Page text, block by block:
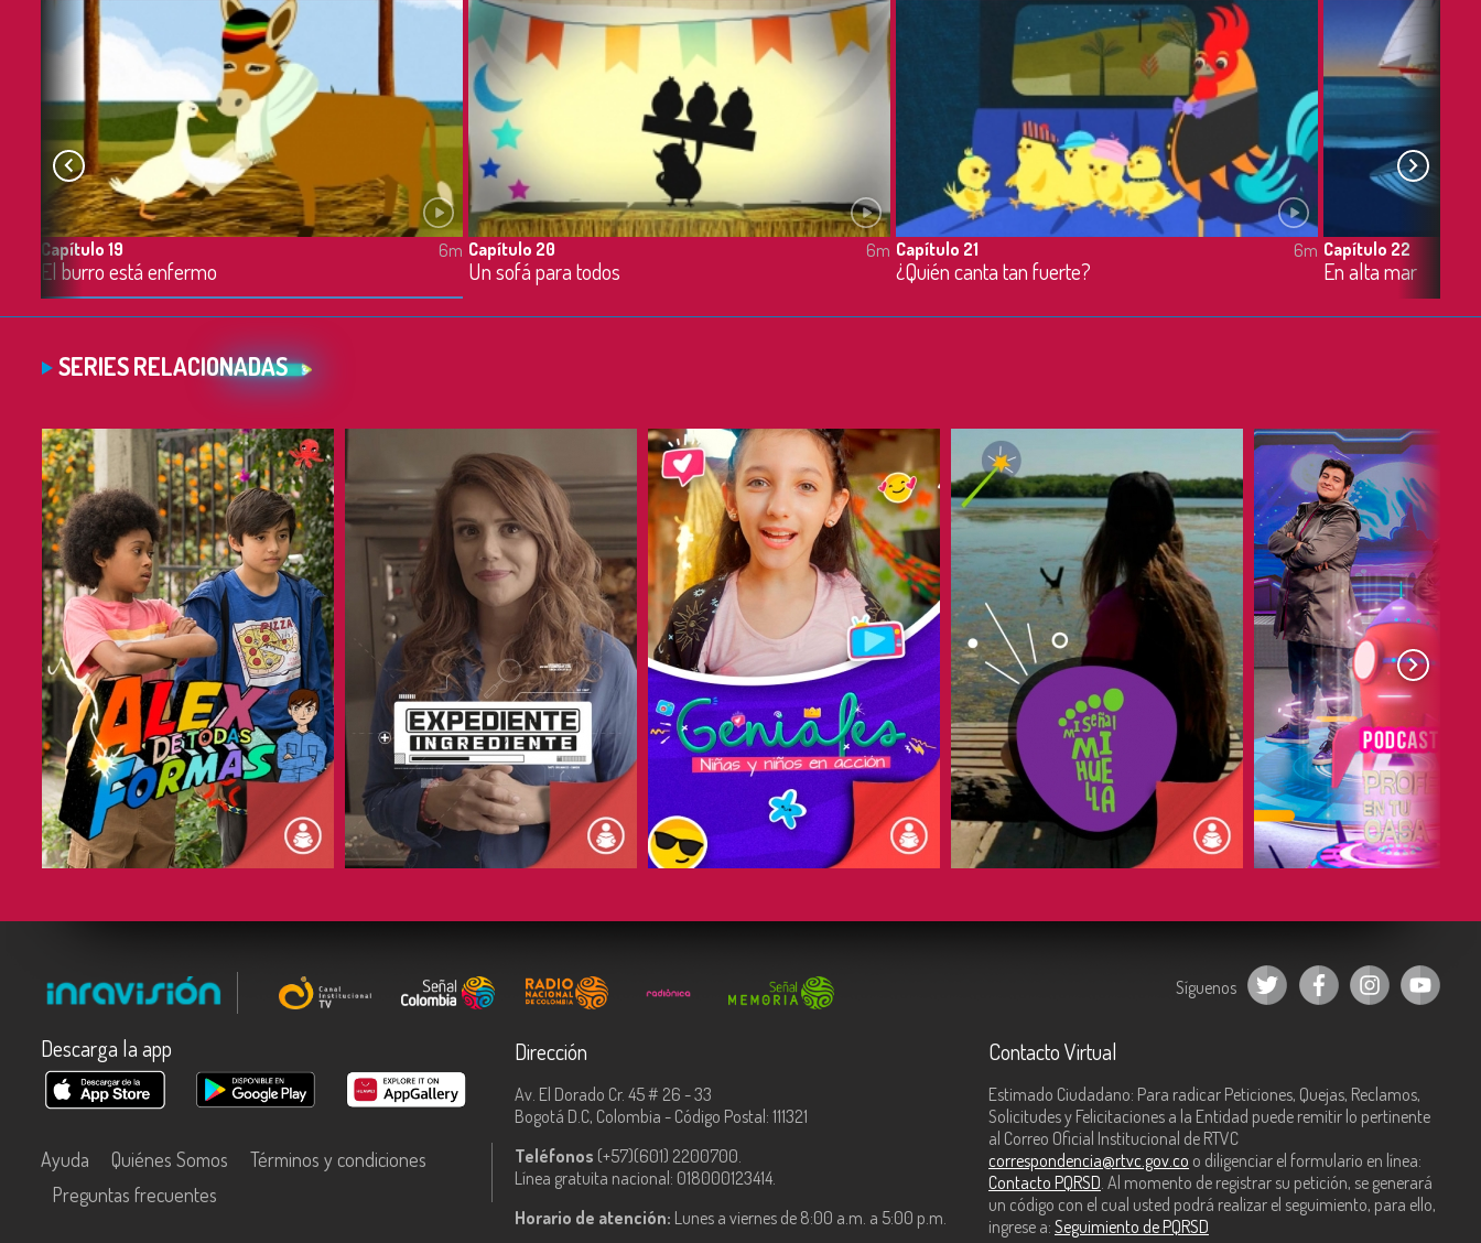
Capítulo 19
El burro está enfermo
6m Capítulo 20
Un sofá para todos
6m Capítulo 21
¿Quién canta tan fuerte?
6m Capítulo 22
En alta mar
SERIES RELACIONADAS
COMPARTIR COMPARTIR COMPARTIR COMPARTIR COMPARTIR
Síguenos
Descarga la app
Ayuda Quiénes Somos
Términos y condiciones
Preguntas frecuentes
Dirección
Av. El Dorado Cr. 45 # 26 - 33
Bogotá D.C, Colombia - Código Postal: 111321
Teléfonos (+57)(601) 2200700.
Línea gratuita nacional: 018000123414.
Horario de atención: Lunes a viernes de 8:00 a.m. a 5:00 p.m.
Contacto Virtual
Estimado Ciudadano: Para radicar Peticiones, Quejas, Reclamos,
Solicitudes y Felicitaciones a la Entidad puede remitir lo pertinente
al Correo Oficial Institucional de RTVC
correspondencia@rtvc.gov.co o diligenciar el formulario en línea:
Contacto PQRSD. Al momento de registrar su petición, se generará
un código con el cual usted podrá realizar el seguimiento, para ello,
ingrese a: Seguimiento de PQRSD